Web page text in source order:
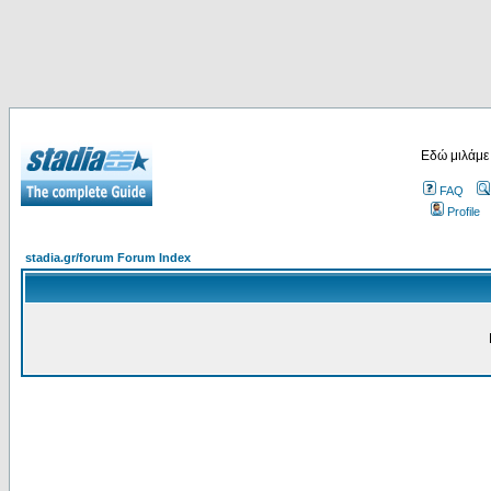
Εδώ
FAQ
Profile
stadia.gr/forum Forum Index